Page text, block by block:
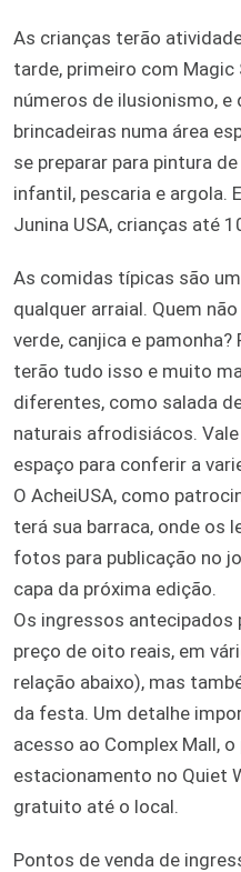
As crianças terão
tarde, primeiro com Magic
números de ilusionismo,
brincadeiras numa área
se preparar para pintura
infantil, pescaria e argola.
Junina USA, crianças até
As comidas típicas são
qualquer arraial. Quem
verde, canjica e
terão tudo isso e muito
diferentes, como salada
naturais afrodisiácos.
espaço para conferir a
O AcheiUSA, como
terá sua barraca, onde os
fotos para publicação no
capa da próxima edição.
Os ingressos antecipados
preço de oito reais, em
relação abaixo), mas
da festa. Um detalhe
acesso ao Complex Mall,
estacionamento no Quiet
gratuito até o local.
Pontos de venda de